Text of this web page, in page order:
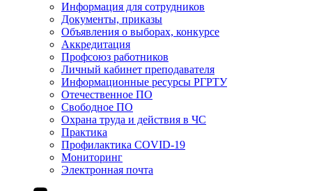
Информация для сотрудников
Документы, приказы
Объявления о выборах, конкурсе
Аккредитация
Профсоюз работников
Личный кабинет преподавателя
Информационные ресурсы РГРТУ
Отечественное ПО
Свободное ПО
Охрана труда и действия в ЧС
Практика
Профилактика COVID-19
Мониторинг
Электронная почта